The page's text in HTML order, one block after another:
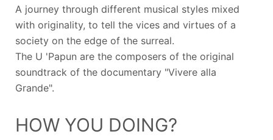
A journey through different musical styles mixed
with originality, to tell the vices and virtues of a
society on the edge of the surreal.
The U 'Papun are the composers of the original
soundtrack of the documentary "Vivere alla
Grande".
HOW YOU DOING?